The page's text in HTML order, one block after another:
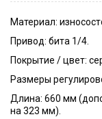
Материал:
Привод: бита 1/4.
Покрытие / цвет:
Размеры
Длина: 660 мм
на 323 мм).